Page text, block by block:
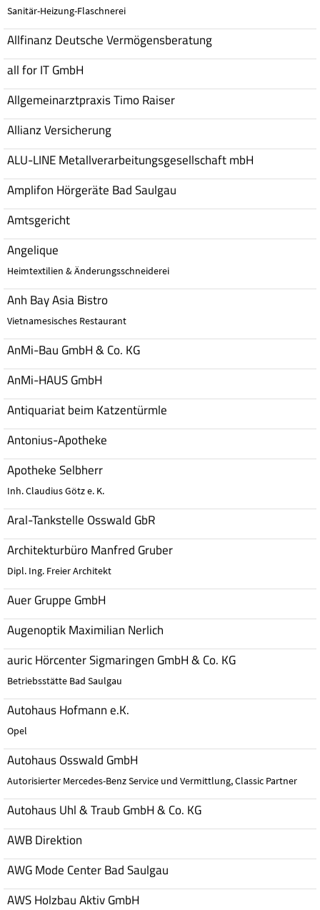
Sanitär-Heizung-Flaschnerei
Allfinanz Deutsche Vermögensberatung
all for IT GmbH
Allgemeinarztpraxis Timo Raiser
Allianz Versicherung
ALU-LINE Metallverarbeitungsgesellschaft mbH
Amplifon Hörgeräte Bad Saulgau
Amtsgericht
Angelique
Heimtextilien & Änderungsschneiderei
Anh Bay Asia Bistro
Vietnamesisches Restaurant
AnMi-Bau GmbH & Co. KG
AnMi-HAUS GmbH
Antiquariat beim Katzentürmle
Antonius-Apotheke
Apotheke Selbherr
Inh. Claudius Götz e. K.
Aral-Tankstelle Osswald GbR
Architekturbüro Manfred Gruber
Dipl. Ing. Freier Architekt
Auer Gruppe GmbH
Augenoptik Maximilian Nerlich
auric Hörcenter Sigmaringen GmbH & Co. KG
Betriebsstätte Bad Saulgau
Autohaus Hofmann e.K.
Opel
Autohaus Osswald GmbH
Autorisierter Mercedes-Benz Service und Vermittlung, Classic Partner
Autohaus Uhl & Traub GmbH & Co. KG
AWB Direktion
AWG Mode Center Bad Saulgau
AWS Holzbau Aktiv GmbH